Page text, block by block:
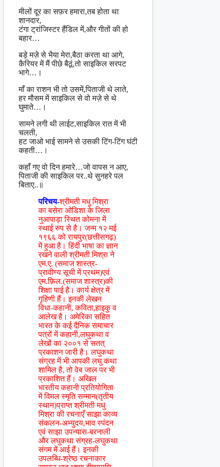
मीलों दूर का सफ़र हमारा,तब होता था
शानदार,
टंगा ट्रांजिस्टर हैंडिल में,और गीतों की हो
बहार…
बड़े मज़े से भैया मेरा,बैठा करता था आगे,
कैरियर में मैं पीछे बैठूं,तो साइकिल सरपट
भागे…।
माँ का राशन भी तो उसमें,पिताजी थे लाते,
हर मौसम में साइकिल से वो मज़े से थे
घुमाते…।
सामने लगी थी लाईट,साइकिल रात में भी
चलती,
हट जाओ भाई सामने से उसकी टिंग-टिंग घंटी
कहती…।
कहाँ गए वो दिन हमारे…जो वापस न आए,
पिताजी की साइकिल पर..थे सुनहरे पल
बिताए..॥
परिचय-श्रीमती मधु मिश्रा
का बसेरा ओडिशा के जिला
नुआपाड़ा स्थित कोमना में
स्थाई रुप से है। जन्म १२ मई
१९६६ को रायपुर(छत्तीसगढ़)
में हुआ है। हिंदी भाषा का ज्ञान
रखने वाली श्रीमती मिश्रा ने
एम.ए. (समाज शास्त्र-
प्रावीण्य सूची में प्रथम)एवं
एम.फ़िल.(समाज शास्त्र)की
शिक्षा पाई है। कार्य क्षेत्र में
गृहिणी हैं। इनकी लेखन
विधा-कहानी, कविता,हाइकु व
आलेख है। अमेरिका सहित
भारत के कई दैनिक समाचार
पत्रों में कहानी,लघुकथा व
लेखों का २००१ से सतत्
प्रकाशन जारी है। लघुकथा
संग्रह में भी आपकी लघु कथा
शामिल है, तो वेब जाल पर भी
प्रकाशित हैं। अखिल
भारतीय कहानी प्रतियोगिता
में विमल स्मृति सम्मान(तृतीय
स्थान)प्राप्त श्रीमती मधु
मिश्रा की रचनाएँ साझा काव्य
संकलन-अभ्युदय,भाव स्पंदन
एवं साझा उपन्यास-बरनाली
और लघुकथा संग्रह-लघुकथा
संगम में आई हैं। इनकी
उपलब्धि-श्रेष्ठ रचनाकार